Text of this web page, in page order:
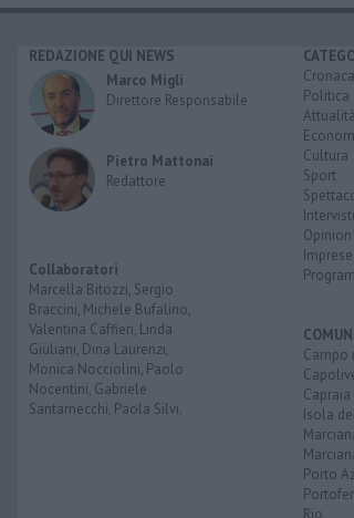
REDAZIONE QUI NEWS
Marco Migli
Direttore Responsabile
Pietro Mattonai
Redattore
Collaboratori
Marcella Bitozzi, Sergio
Braccini, Michele Bufalino,
Valentina Caffieri, Linda
Giuliani, Dina Laurenzi,
Monica Nocciolini, Paolo
Nocentini, Gabriele
Santarnecchi, Paola Silvi.
Cronaca
Politica
Attualità
Cultura
Sport
Campo
Isola
Porto